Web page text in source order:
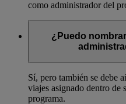
como administrador del
¿Puedo
Sí, pero también se debe
viajes asignado dentro de
programa.